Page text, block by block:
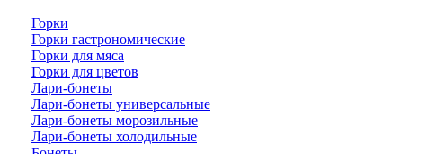
Горки
Горки гастрономические
Горки для мяса
Горки для цветов
Лари-бонеты
Лари-бонеты универсальные
Лари-бонеты морозильные
Лари-бонеты холодильные